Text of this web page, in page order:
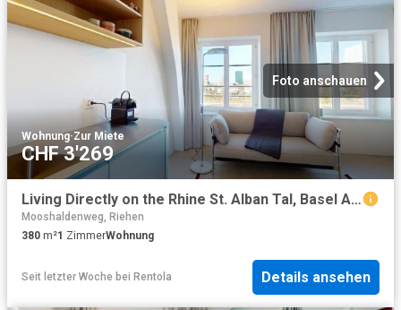
Foto anschauen
Wohnung·Zur Miete
CHF 3'269
Living Directly on the Rhine St. Alban Tal, Basel Amsterdam Apartments for Rent
Mooshaldenweg, Riehen
380 m²1 ZimmerWohnung
Seit letzter Woche bei Rentola Details ansehen